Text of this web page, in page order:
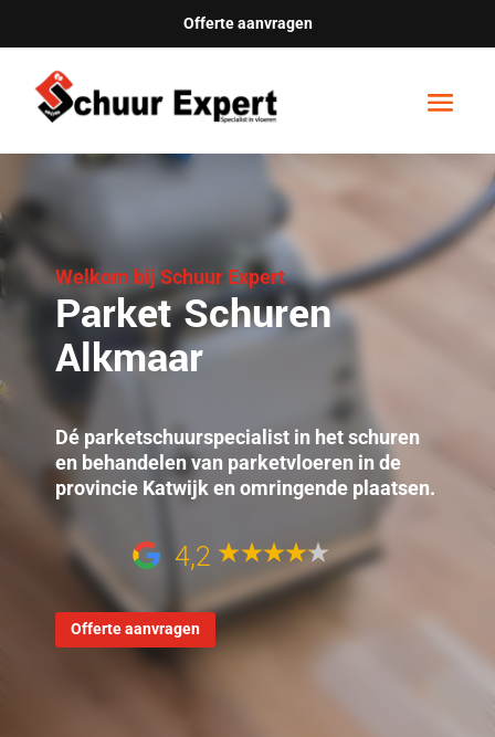
Offerte aanvragen
Welkom bij Schuur Expert
Parket Schuren
Alkmaar
Dé parketschuurspecialist in het schuren
en behandelen van parketvloeren in de
provincie Katwijk en omringende plaatsen.
4,2
Offerte aanvragen